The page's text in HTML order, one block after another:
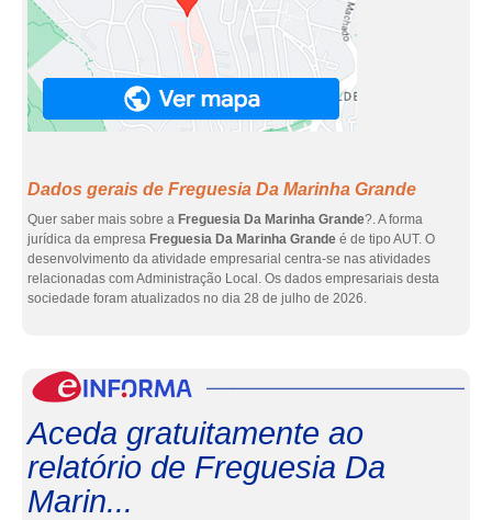
Dados gerais de Freguesia Da Marinha Grande
Quer saber mais sobre a Freguesia Da Marinha Grande?. A forma
jurídica da empresa Freguesia Da Marinha Grande é de tipo AUT. O
desenvolvimento da atividade empresarial centra-se nas atividades
relacionadas com Administração Local. Os dados empresariais desta
sociedade foram atualizados no dia 28 de julho de 2026.
Aceda gratuitamente ao
relatório de Freguesia Da
Marin...